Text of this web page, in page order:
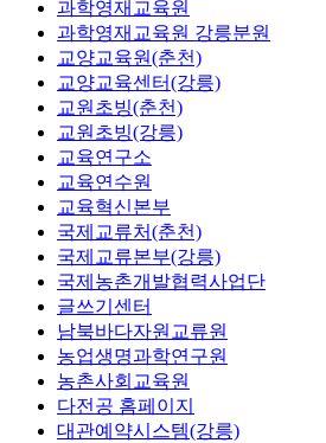
과학영재교육원
과학영재교육원 강릉분원
교양교육원(춘천)
교양교육센터(강릉)
교원초빙(춘천)
교원초빙(강릉)
교육연구소
교육연수원
교육혁신본부
국제교류처(춘천)
국제교류본부(강릉)
국제농촌개발협력사업단
글쓰기센터
남북바다자원교류원
농업생명과학연구원
농촌사회교육원
다전공 홈페이지
대관예약시스템(강릉)